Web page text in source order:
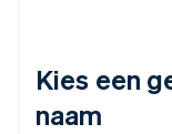
Kies een
naam